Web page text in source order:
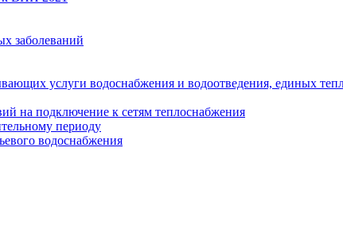
заболеваний
услуги водоснабжения и водоотведения, единых
на подключение к сетям теплоснабжения
периоду
водоснабжения